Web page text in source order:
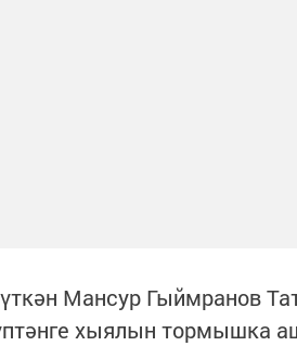
Мансур Гыймранов
хыялын тормышка